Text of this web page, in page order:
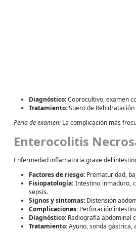
Diagnóstico:Coprocultivo, examen
Tratamiento:Suero de
Perla de examen: La complicación más
Enterocolitis
Enfermedad inflamatoria grave del
Factores de riesgo: Prematuridad,
Fisiopatología: Intestino inmaduro,
sepsis.
Signos y síntomas: Distensión
Complicaciones: Perforación
Diagnóstico: Radiografía abdominal
Tratamiento:Ayuno, sonda